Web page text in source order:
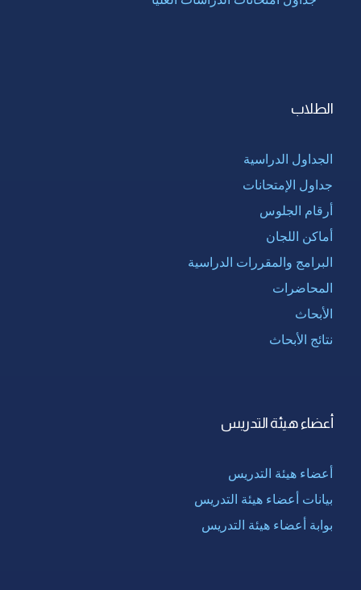
الطلاب
الجداول الدراسية
جداول الإمتحانات
أرقام الجلوس
أماكن اللجان
البرامج والمقررات الدراسية
المحاضرات
الأبحاث
نتائج الأبحاث
أعضاء هيئة التدريس
أعضاء هيئة التدريس
بيانات أعضاء هيئة التدريس
بوابة أعضاء هيئة التدريس